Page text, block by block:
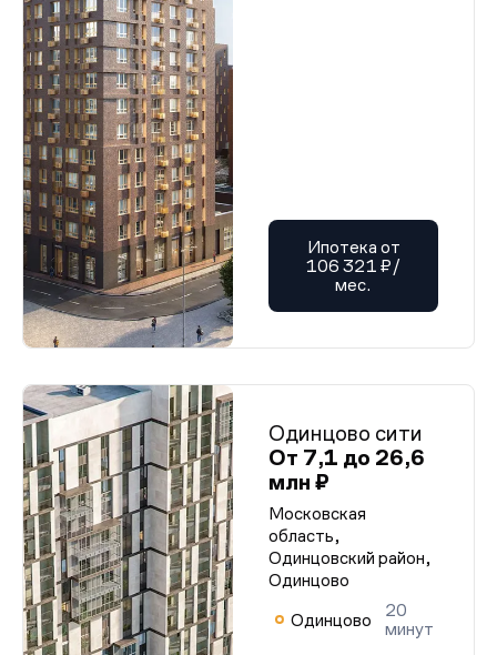
Ипотека от
106 321 ₽/
мес.
Одинцово сити
От 7,1 до 26,6
млн ₽
Московская
область,
Одинцовский район,
Одинцово
Одинцово
20
минут